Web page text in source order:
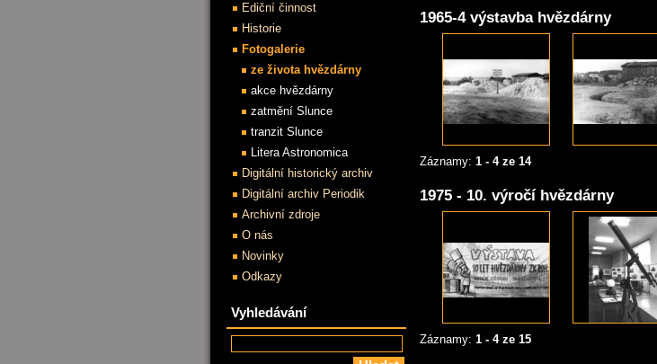
1965-4 výstavba hvězdárny
Záznamy: 1 - 4 ze 14
1975 - 10. výročí hvězdárny
Záznamy: 1 - 4 ze 15
Ediční činnost
Historie
Fotogalerie
ze života hvězdárny
akce hvězdárny
zatmění Slunce
tranzit Slunce
Litera Astronomica
Digitální historický archiv
Digitální archiv Periodik
Archivní zdroje
O nás
Novinky
Odkazy
Vyhledávání